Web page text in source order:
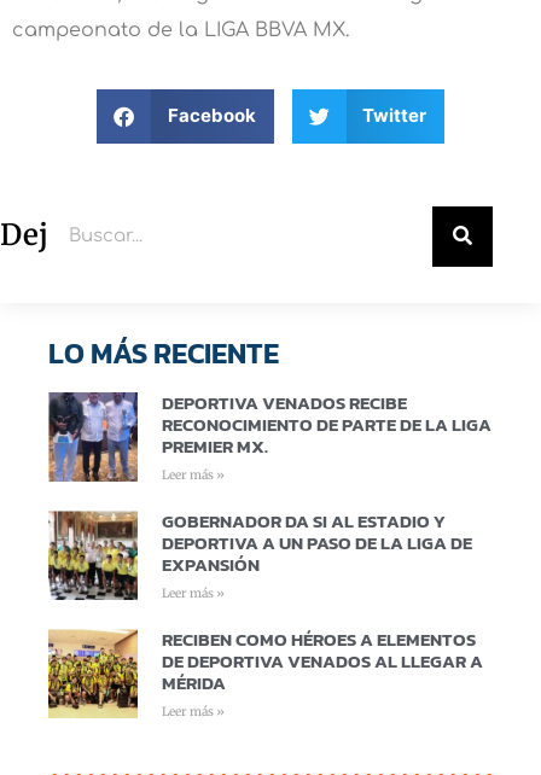
campeonato de la LIGA BBVA MX.
Facebook Twitter
Deja un comentario
LO MÁS RECIENTE
DEPORTIVA VENADOS RECIBE
RECONOCIMIENTO DE PARTE DE LA LIGA
PREMIER MX.
Leer más »
GOBERNADOR DA SI AL ESTADIO Y
DEPORTIVA A UN PASO DE LA LIGA DE
EXPANSIÓN
Leer más »
RECIBEN COMO HÉROES A ELEMENTOS
DE DEPORTIVA VENADOS AL LLEGAR A
MÉRIDA
Leer más »